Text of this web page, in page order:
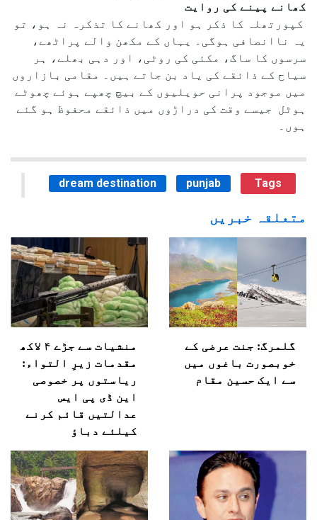
کھانے پینے کی روایت
کپورتھلہ کا ذکر ہو اور کھانے کا تذکرہ نہ ہو، تو
یہ ناانصافی ہوگی۔ یہاں کے مکھن والے پراٹھے،
سرسوں کا ساگ، مکئی کی روٹی، اور دہی بھلے، ہر
سیاح کے ذائقے کی یاد بن جاتے ہیں۔ مقامی بازاروں
میں موجود پرانی حویلیوں کے بیچ چھپے ہوئے چھوٹے
ہوٹل جیسے وقت کی دراڑوں میں ذائقے محفوظ ہو گئے
ہوں۔
dream destination punjab Tags
متعلقہ خبریں
گلمرگ: جنت عرضی کے
خوبصورت باغوں میں
سے ایک حسین مقام
منشیات سے جڑے ۴ لاکھ
مقدمات زیرِ التواء:
ریاستوں پر خصوصی
این ڈی پی ایس
عدالتیں قائم کرنے
کیلئے دباؤ